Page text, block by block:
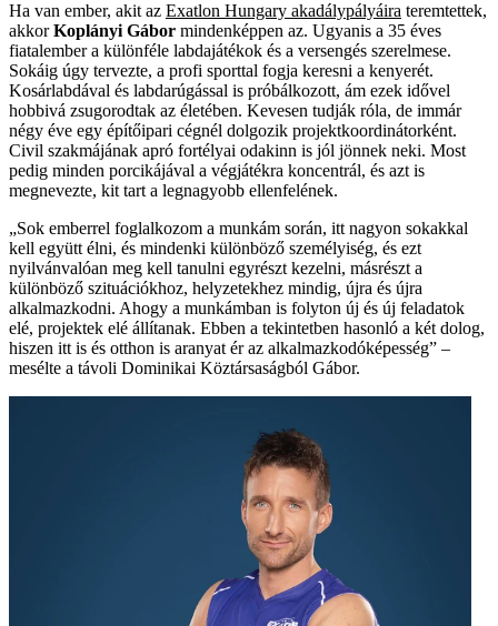
Ha van ember, akit az Exatlon Hungary akadálypályáira teremtettek,
akkorKoplányi Gábor mindenképpen az. Ugyanis a 35 éves
fiatalember a különféle labdajátékok és a versengés szerelmese.
Sokáig úgy tervezte, a profi sporttal fogja keresni a kenyerét.
Kosárlabdával és labdarúgással is próbálkozott, ám ezek idővel
hobbivá zsugorodtak az életében. Kevesen tudják róla, de immár
négy éve egy építőipari cégnél dolgozik projektkoordinátorként.
Civil szakmájának apró fortélyai odakinn is jól jönnek neki. Most
pedig minden porcikájával a végjátékra koncentrál, és azt is
megnevezte, kit tart a legnagyobb ellenfelének.
„Sok emberrel foglalkozom a munkám során, itt nagyon sokakkal
kell együtt élni, és mindenki különböző személyiség, és ezt
nyilvánvalóan meg kell tanulni egyrészt kezelni, másrészt a
különböző szituációkhoz, helyzetekhez mindig, újra és újra
alkalmazkodni. Ahogy a munkámban is folyton új és új feladatok
elé, projektek elé állítanak. Ebben a tekintetben hasonló a két dolog,
hiszen itt is és otthon is aranyat ér az alkalmazkodóképesség” –
mesélte a távoli Dominikai Köztársaságból Gábor.